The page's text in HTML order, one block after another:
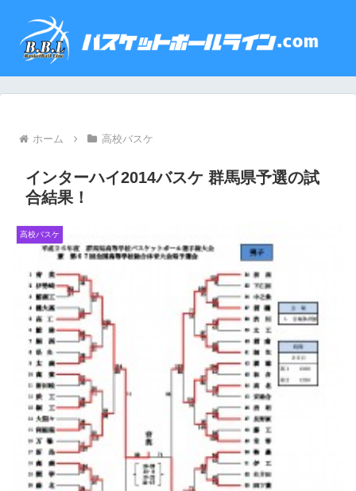
ホーム 高校バスケ
インターハイ2014バスケ 群馬県予選の試
合結果！
高校バスケ